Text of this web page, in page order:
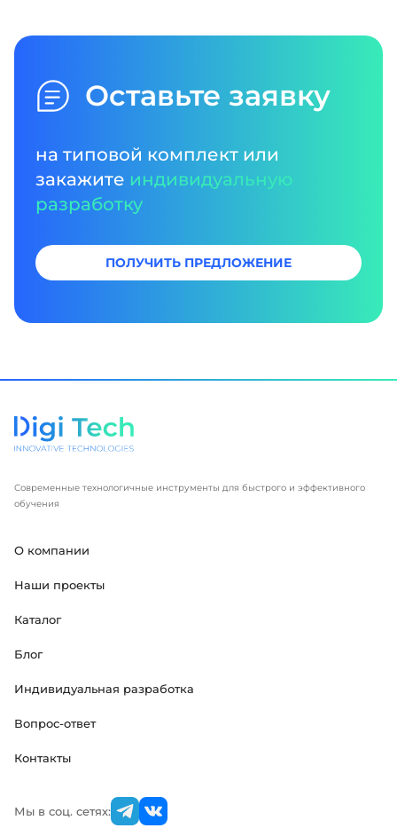
Оставьте заявку
на типовой комплект или
закажите индивидуальную
разработку
ПОЛУЧИТЬ ПРЕДЛОЖЕНИЕ
Современные технологичные инструменты для быстрого и эффективного
обучения
О компании
Наши проекты
Каталог
Блог
Индивидуальная разработка
Вопрос-ответ
Контакты
Мы в соц. сетях: